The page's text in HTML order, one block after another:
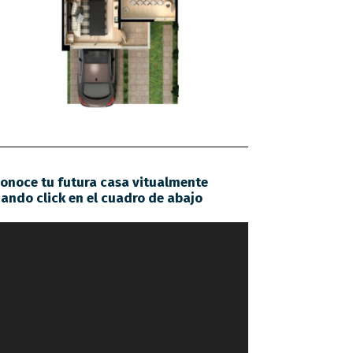
tu futura casa vitualmente
click en el cuadro de abajo